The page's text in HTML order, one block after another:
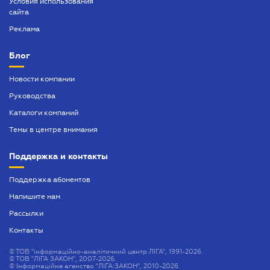
Таможенный юрист
Услуги адвокатского бюро
сайта
Реклама
Блог
Новости компании
Руководства
Каталоги компаний
Темы в центре внимания
Поддержка и контакты
Поддержка абонентов
Напишите нам
Рассылки
Контакты
©ТОВ "інформаційно-аналітичний центр ЛІГА", 1991-2026.
©ТОВ "ЛІГА ЗАКОН", 2007-2026.
© Інформаційне агенство "ЛІГА:ЗАКОН", 2010-2026.